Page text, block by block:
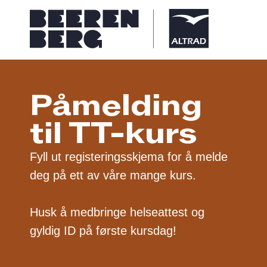
Påmelding
til TT-kurs
Fyll ut registeringsskjema for å melde
deg på ett av våre mange kurs.
Husk å medbringe helseattest og
gyldig ID på første kursdag!